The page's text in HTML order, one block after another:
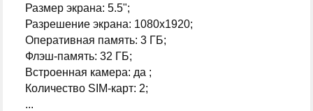
Размер экрана: 5.5";
Разрешение экрана: 1080x1920;
Оперативная память: 3 ГБ;
Флэш-память: 32 ГБ;
Встроенная камера: да ;
Количество SIM-карт: 2;
...